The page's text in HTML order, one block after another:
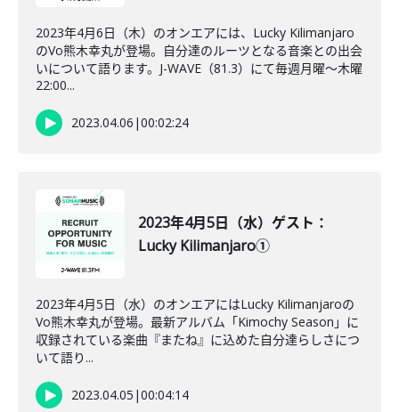
2023年4月6日（木）のオンエアには、Lucky Kilimanjaro
のVo熊木幸丸が登場。自分達のルーツとなる音楽との出会
いについて語ります。J-WAVE（81.3）にて毎週月曜～木曜
22:00...
2023.04.06 |00:02:24
2023年4月5日（水）ゲスト：
Lucky Kilimanjaro①
2023年4月5日（水）のオンエアにはLucky Kilimanjaroの
Vo熊木幸丸が登場。最新アルバム「Kimochy Season」に
収録されている楽曲『またね』に込めた自分達らしさにつ
いて語り...
2023.04.05 |00:04:14